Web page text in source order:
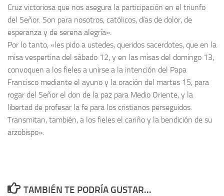
Cruz victoriosa que nos asegura la participación en el triunfo
del Señor. Son para nosotros, católicos, días de dolor, de
esperanza y de serena alegría».
Por lo tanto, «les pido a ustedes, queridos sacerdotes, que en la
misa vespertina del sábado 12, y en las misas del domingo 13,
convoquen a los fieles a unirse a la intención del Papa
Francisco mediante el ayuno y la oración del martes 15, para
rogar del Señor el don de la paz para Medio Oriente, y la
libertad de profesar la fe para los cristianos perseguidos.
Transmitan, también, a los fieles el cariño y la bendición de su
arzobispo».
TAMBIÉN TE PODRÍA GUSTAR...